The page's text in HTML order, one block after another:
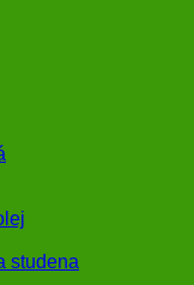
studena